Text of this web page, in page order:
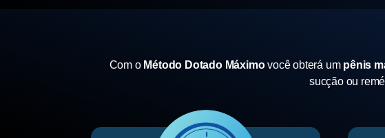
Com o Método Dotado Máximovocê obterá um pênis
sucção ou